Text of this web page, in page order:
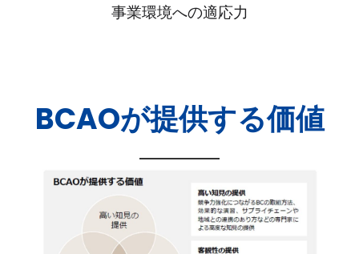
事業環境への適応力
BCAOが提供する価値